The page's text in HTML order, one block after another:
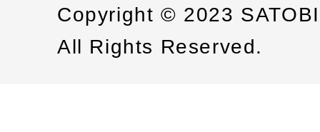
Copyright © 2023
All Rights Reserved.